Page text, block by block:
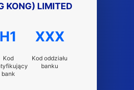
KONG) LIMITED
H1
Kod
bank
XXX
Kod oddziału
banku